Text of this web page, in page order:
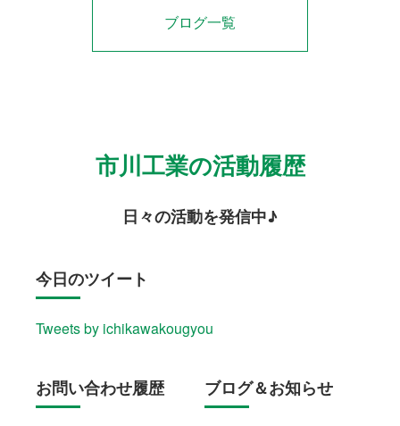
ブログ一覧
市川工業の活動履歴
日々の活動を発信中♪
今日のツイート
Tweets by ichikawakougyou
お問い合わせ履歴 ブログ＆お知らせ